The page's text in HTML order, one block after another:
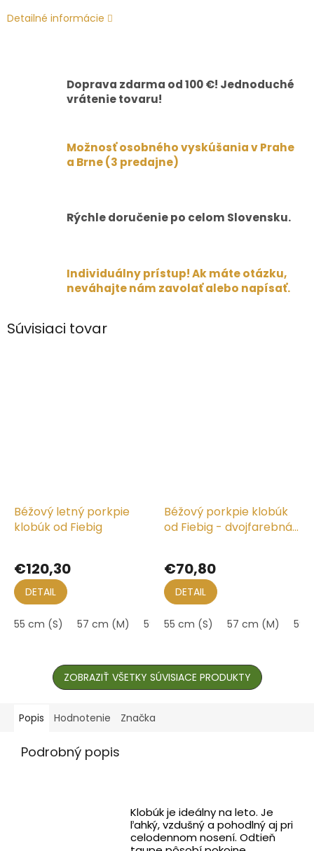
Detailné informácie
Doprava zdarma od 100 €! Jednoduché
vrátenie tovaru!
Možnosť osobného vyskúšania v Prahe
a Brne (3 predajne)
Rýchle doručenie po celom Slovensku.
Individuálny prístup! Ak máte otázku,
neváhajte nám zavolať alebo napísať.
Súvisiaci tovar
Béžový letný porkpie
klobúk od Fiebig
hodnotenie
produktu
je
5,0
5
€120,30
DETAIL
55 cm (S) 57 cm (M) 59 cm (L) 61 cm (XL)
Béžový porkpie klobúk
od Fiebig - dvojfarebná
€70,80
DETAIL
55 cm (S) 57 cm (M) 59
ZOBRAZIŤ VŠETKY SÚVISIACE PRODUKTY
Popis Hodnotenie Značka
Podrobný popis
Klobúk je ideálny na leto. Je
ľahký, vzdušný a pohodlný aj pri
celodennom nosení. Odtieň